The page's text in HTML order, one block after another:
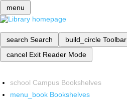
menu
search Search build_circle Toolbar
cancel Exit Reader Mode
school Campus Bookshelves
menu_book Bookshelves